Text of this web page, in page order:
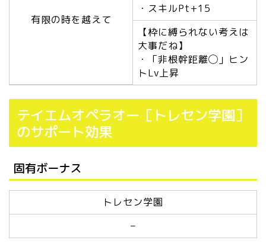
有限の時を越えて
・スキルPt+15
【枠に縛られない考えは
大事だね】
・「非根幹距離◯」ヒン
トLv上昇
テイエムオペラオー［トレセン学園］
のサポート効果
固有ボーナス
トレセン学園
–